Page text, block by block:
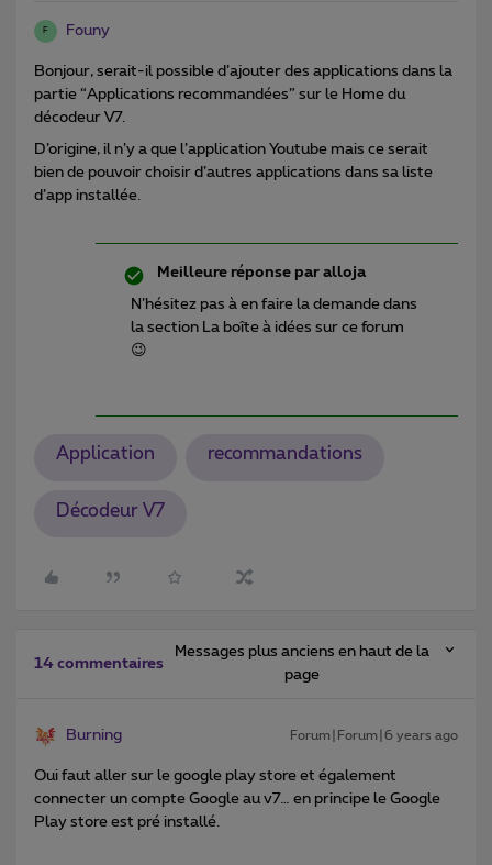
F Founy
Bonjour, serait-il possible d’ajouter des applications dans la
partie “Applications recommandées” sur le Home du
décodeur V7.
D’origine, il n’y a que l’application Youtube mais ce serait
bien de pouvoir choisir d’autres applications dans sa liste
d’app installée.
Meilleure réponse par alloja
N’hésitez pas à en faire la demande dans
la section La boîte à idées sur ce forum
😉
Application recommandations
Décodeur V7
14 commentaires
Messages plus anciens en haut de la
page
Burning Forum|Forum|6 years ago
Oui faut aller sur le google play store et également
connecter un compte Google au v7… en principe le Google
Play store est pré installé.